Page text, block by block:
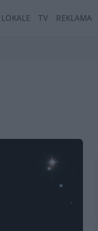
LOKALE TV REKLAMA